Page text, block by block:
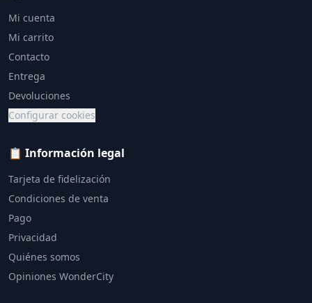
Mi cuenta
Mi carrito
Contacto
Entrega
Devoluciones
Configurar cookies
📋 Información legal
Tarjeta de fidelización
Condiciones de venta
Pago
Privacidad
Quiénes somos
Opiniones WonderCity